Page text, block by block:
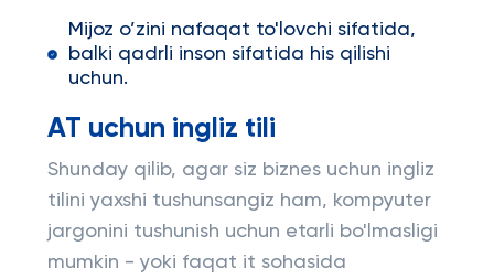
Mijoz o’zini nafaqat to'lovchi sifatida,
balki qadrli inson sifatida his qilishi
uchun.
AT uchun ingliz tili
Shunday qilib, agar siz biznes uchun ingliz
tilini yaxshi tushunsangiz ham, kompyuter
jargonini tushunish uchun etarli bo'lmasligi
mumkin - yoki faqat it sohasida